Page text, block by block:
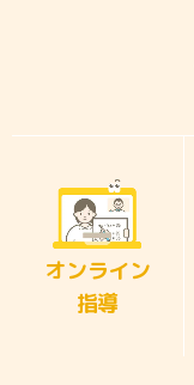
オンライン
指導